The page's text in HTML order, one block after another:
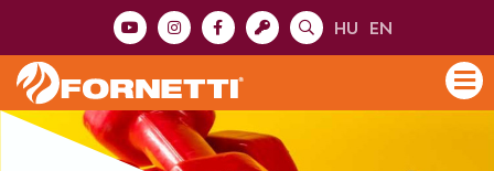
HU EN